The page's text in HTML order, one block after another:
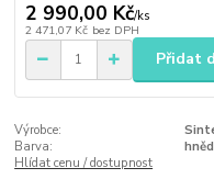
2 990,00 Kč/ks
2 471,07 Kč bez DPH
Přidat
Výrobce:
Barva:
Hlídat cenu / dostupnost